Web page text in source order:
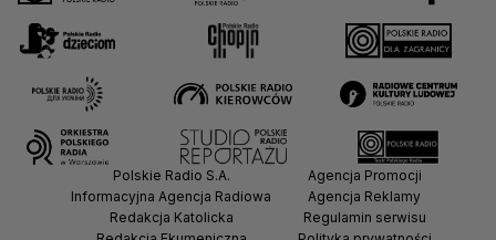
Polskie Radio S.A.
Informacyjna Agencja Radiowa
Redakcja Katolicka
Agencja Promocji
Agencja Reklamy
Regulamin serwisu